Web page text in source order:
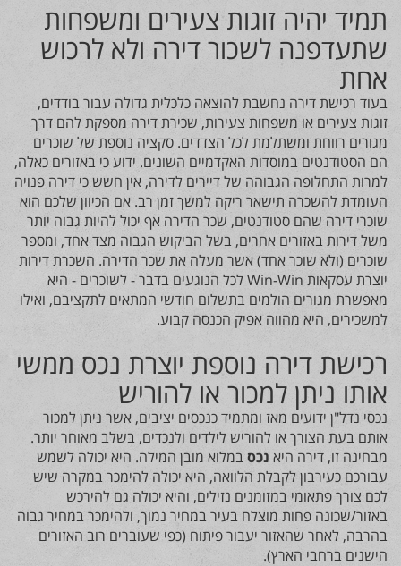
תמיד יהיה זוגות צעירים ומשפחות
שתעדפנה לשכור דירה ולא לרכוש
אחת
בעוד רכישת דירה נחשבת להוצאה כלכלית גדולה עבור בודדים,
זוגות צעירים או משפחות צעירות, שכירת דירה מספקת להם דרך
מגורים רווחת ומשתלמת לכל הצדדים. סקציה נוספת של שוכרים
הם הסטודנטים במוסדות האקדמיים השונים. ידוע כי באזורים כאלה,
למרות התחלופה הגבוהה של דיירים לדירה, אין חשש כי דירה פנויה
העומדת להשכרה תישאר ריקה למשך זמן רב. אם הכיוון שלכם הוא
שוכרי דירה שהם סטודנטים, שכר הדירה אף יכול להיות גבוה יותר
משל דירות באזורים אחרים, בשל הביקוש הגבוה מצד אחד, ומספר
שוכרים (ולא שוכר אחד) אשר מעלה את שכר הדירה. השכרת דירות
יוצרת עסקאות Win-Winלכל הנוגעים בדבר - לשוכרים - היא
מאפשרת מגורים הולמים בתשלום חודשי המתאים לתקציבם, ואילו
למשכירים, היא מהווה אפיק הכנסה קבוע.
רכישת דירה נוספת יוצרת נכס ממשי
אותו ניתן למכור או להוריש
נכסי נדל"ן ידועים מאז ומתמיד כנכסים יציבים, אשר ניתן למכור
אותם בעת הצורך או להוריש לילדים ולנכדים, בשלב מאוחר יותר.
מבחינה זו, דירה היא נכסבמלוא מובן המילה. היא יכולה לשמש
עבורכם כעירבון לקבלת הלוואה, היא יכולה להימכר במקרה שיש
לכם צורך פתאומי במזומנים נזילים, והיא יכולה גם להירכש
באזור/שכונה פחות מוצלח בעיר במחיר נמוך, ולהימכר במחיר גבוה
בהרבה, לאחר שהאזור יעבור פיתוח (כפי שעוברים רוב האזורים
הישנים ברחבי הארץ).